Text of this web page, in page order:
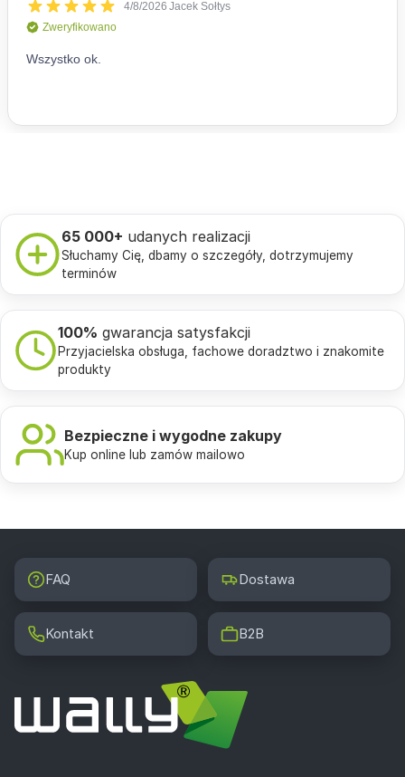
65 000+ udanych realizacji
Słuchamy Cię, dbamy o szczegóły, dotrzymujemy
terminów
100% gwarancja satysfakcji
Przyjacielska obsługa, fachowe doradztwo i znakomite
produkty
Bezpieczne i wygodne zakupy
Kup online lub zamów mailowo
FAQ Dostawa
Kontakt B2B